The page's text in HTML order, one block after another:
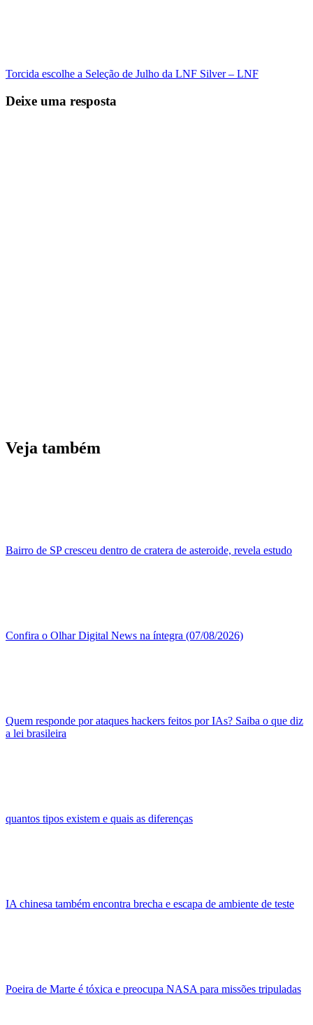
Torcida escolhe a Seleção de Julho da LNF Silver – LNF
Deixe uma resposta
Veja também
Bairro de SP cresceu dentro de cratera de asteroide, revela estudo
Confira o Olhar Digital News na íntegra (07/08/2026)
Quem responde por ataques hackers feitos por IAs? Saiba o que diz
a lei brasileira
quantos tipos existem e quais as diferenças
IA chinesa também encontra brecha e escapa de ambiente de teste
Poeira de Marte é tóxica e preocupa NASA para missões tripuladas